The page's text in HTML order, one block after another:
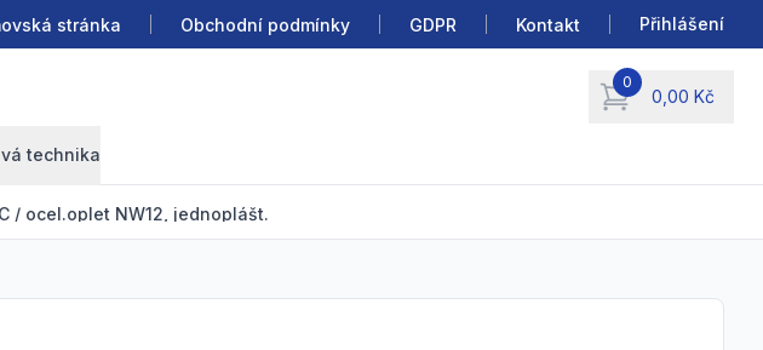
stránka Obchodní podmínky GDPR Kontakt Přihlášení
0
0,00 Kč
items in cart, view
technika
/ ocel.oplet NW12, jednoplášt.